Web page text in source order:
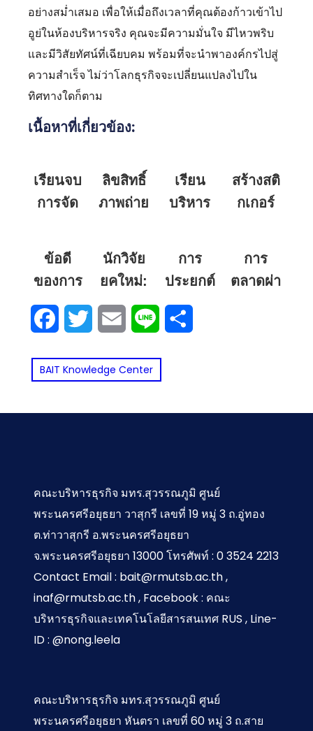
อย่างสม่ำเสมอ เพื่อให้เมื่อถึงเวลาที่คุณต้องก้าวเข้าไป
อูย่ในห้องบริหารจริง คุณจะมีความมั่นใจ มีไหวพริบ
และมีวิสัยทัศน์ที่เฉียบคม พร้อมที่จะนำพาองค์กรไปสู่
ความสำเร็จ ไม่ว่าโลกธุรกิจจะเปลี่ยนแปลงไปใน
ทิศทางใดก็ตาม
เนื้อหาที่เกี่ยวข้อง:
เรียนจบ
การจัด
สติกส์
เงิน
เดือน
เท่าไหร่
ลิขสิทธิ์
ภาพถ่าย
จาก AI
ในเชิง
พาณิชย์
ได้แค่
ไหน?
เรียน
บริหาร
ธุรกิจที่
เปลี่ยน
สร้างสติ
กเกอร์
ข้อดี
ของการ
เรียน
คณะ
ธุรกิจฯ
นักวิจัย
ยุคใหม่:
ทักษะ
สำคัญ
ประยุกต์
เพื่อขับ
การ
ประยุกต์
ใช้ AI
ในงาน
การ
ตลาดผ่า
Facebook
Twitter Email Line
BAIT Knowledge Center
คณะบริหารธุรกิจ มทร.สุวรรณภูมิ ศูนย์
พระนครศรีอยุธยา วาสุกรี เลขที่ 19 หมู่ 3 ถ.อู่ทอง
ต.ท่าวาสุกรี อ.พระนครศรีอยุธยา
จ.พระนครศรีอยุธยา 13000 โทรศัพท์ : 0 3524 2213
Contact Email : bait@rmutsb.ac.th ,
inaf@rmutsb.ac.th , Facebook : คณะ
บริหารธุรกิจและเทคโนโลยีสารสนเทศ RUS , Line-
ID : @nong.leela
คณะบริหารธุรกิจ มทร.สุวรรณภูมิ ศูนย์
พระนครศรีอยุธยา หันตรา เลขที่ 60 หมู่ 3 ถ.สาย